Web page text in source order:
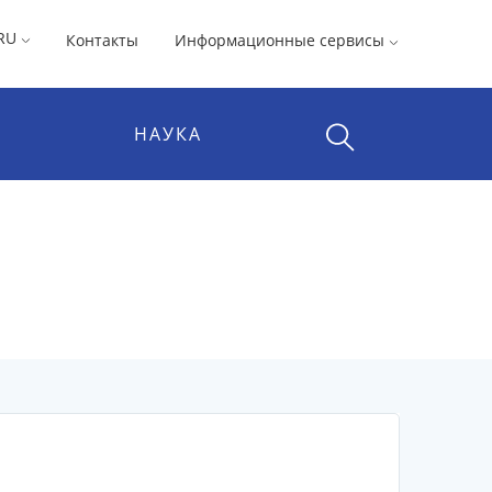
Контакты Информационные сервисы
НАУКА